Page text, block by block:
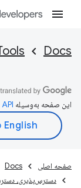
Docs
این صفحه به‌وسیله
صفحه اصلی Docs
دسترس‌پذیری،